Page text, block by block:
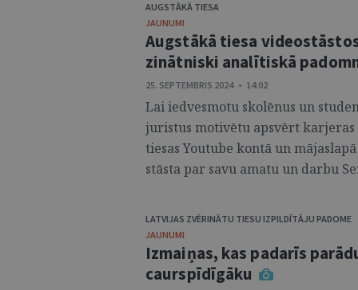
AUGSTĀKĀ TIESA
JAUNUMI
Augstākā tiesa
zinātniski analītiskā
25. SEPTEMBRIS 2024 • 14:02
Lai iedvesmotu skolēnus un
juristus motivētu apsvērt karjeras
tiesas Youtube kontā un
stāsta par savu amatu un darbu
LATVIJAS ZVĒRINĀTU TIESU IZPILDĪTĀJU PADOME
JAUNUMI
Izmaiņas, kas padarīs
caurspīdīgāku